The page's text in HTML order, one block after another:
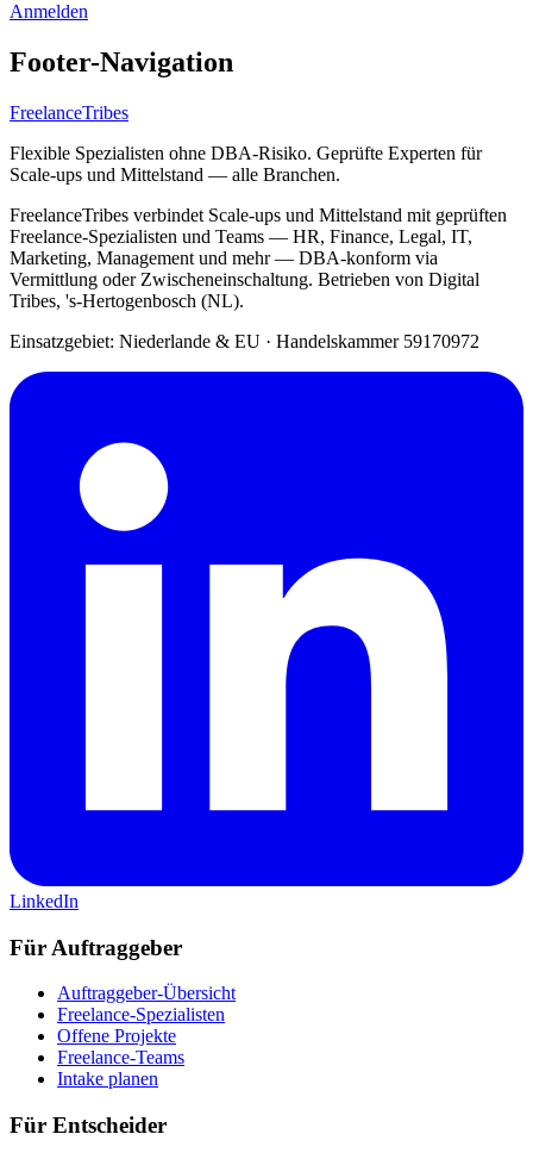
Anmelden
Footer-Navigation
FreelanceTribes
Flexible Spezialisten ohne DBA-Risiko. Geprüfte Experten für
Scale-ups und Mittelstand — alle Branchen.
FreelanceTribes verbindet Scale-ups und Mittelstand mit geprüften
Freelance-Spezialisten und Teams — HR, Finance, Legal, IT,
Marketing, Management und mehr — DBA-konform via
Vermittlung oder Zwischeneinschaltung. Betrieben von Digital
Tribes, 's-Hertogenbosch (NL).
Einsatzgebiet: Niederlande & EU · Handelskammer 59170972
LinkedIn
Für Auftraggeber
Auftraggeber-Übersicht
Freelance-Spezialisten
Offene Projekte
Freelance-Teams
Intake planen
Für Entscheider